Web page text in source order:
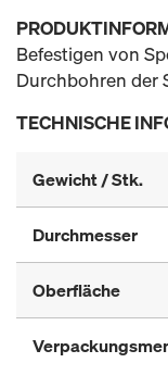
Befestigen von
Durchbohren der
TECHNISCHE
Gewicht / Stk.
Durchmesser
Oberfläche